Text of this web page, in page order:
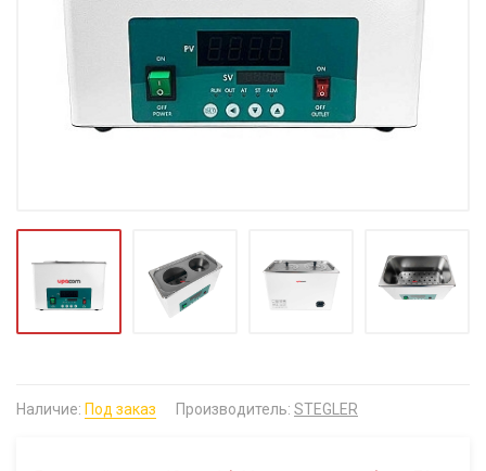
Наличие: Под заказ Производитель: STEGLER